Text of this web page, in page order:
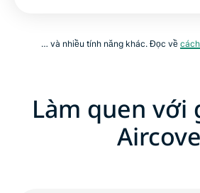
… và nhiều tính năng khác. Đọc về
Làm quen với
Aircove